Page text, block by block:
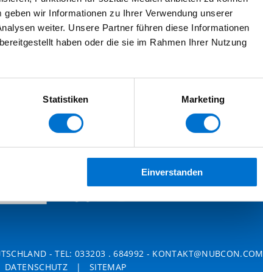
wir Informationen zu Ihrer Verwendung unserer
weiter. Unsere Partner führen diese Informationen
haben oder die sie im Rahmen Ihrer Nutzung
Statistiken Marketing
Einverstanden
nubcon
-TEL: 033203 . 684992 - KONTAKT@NUBCON.COM
DATENSCHUTZ | SITEMAP